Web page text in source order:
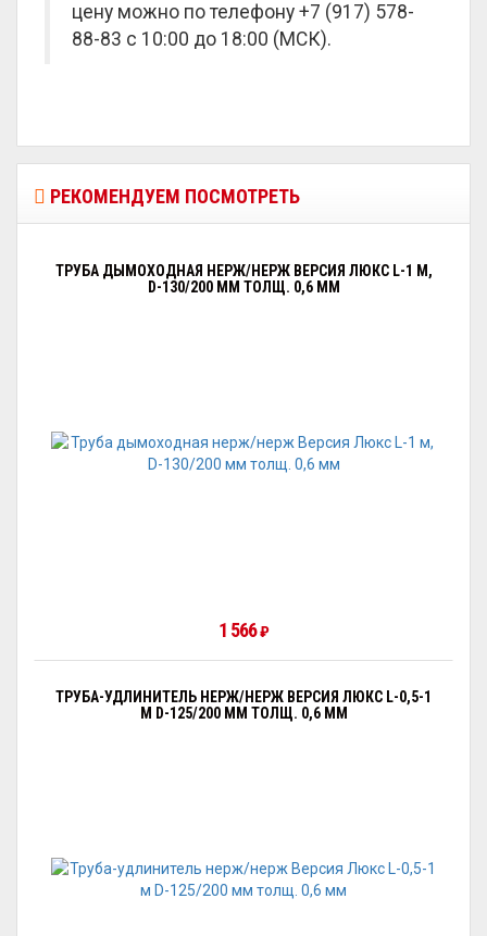
цену можно по телефону +7 (917) 578-
88-83 с 10:00 до 18:00 (МСК).
РЕКОМЕНДУЕМ ПОСМОТРЕТЬ
ТРУБА ДЫМОХОДНАЯ НЕРЖ/НЕРЖ ВЕРСИЯ ЛЮКС L-1 М,
D-130/200 ММ ТОЛЩ. 0,6 ММ
1 566₽
ТРУБА-УДЛИНИТЕЛЬ НЕРЖ/НЕРЖ ВЕРСИЯ ЛЮКС L-0,5-1
М D-125/200 ММ ТОЛЩ. 0,6 ММ